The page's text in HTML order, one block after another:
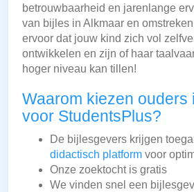
betrouwbaarheid en jarenlange
van bijles in Alkmaar en
ervoor dat jouw kind zich vol
ontwikkelen en zijn of haar
hoger niveau kan tillen!
Waarom kiezen ouders
voor StudentsPlus?
De bijlesgevers krijgen
didactisch platform voor
Onze zoektocht is gratis
We vinden snel een